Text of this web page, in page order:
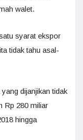
walet.
syarat ekspor
tidak tahu asal-
dijanjikan tidak
Rp 280 miliar
hingga